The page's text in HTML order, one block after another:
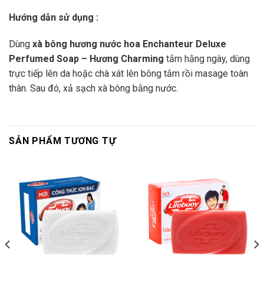
Hướng dẫn sử dụng :
Dùng xà bông hương nước hoa Enchanteur Deluxe
Perfumed Soap – Hương Charming tắm hằng ngày, dùng
trực tiếp lên da hoặc chà xát lên bông tắm rồi masage toàn
thân. Sau đó, xả sạch xà bông bằng nước.
SẢN PHẨM TƯƠNG TỰ